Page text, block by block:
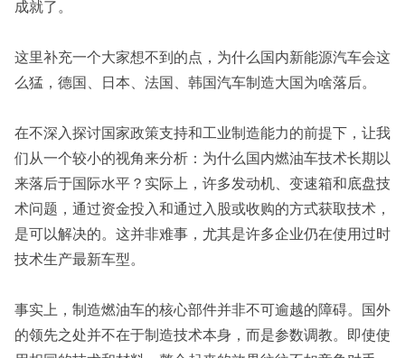
成就了。
这里补充一个大家想不到的点，为什么国内新能源汽车会这
么猛，德国、日本、法国、韩国汽车制造大国为啥落后。
在不深入探讨国家政策支持和工业制造能力的前提下，让我
们从一个较小的视角来分析：为什么国内燃油车技术长期以
来落后于国际水平？实际上，许多发动机、变速箱和底盘技
术问题，通过资金投入和通过入股或收购的方式获取技术，
是可以解决的。这并非难事，尤其是许多企业仍在使用过时
技术生产最新车型。
事实上，制造燃油车的核心部件并非不可逾越的障碍。国外
的领先之处并不在于制造技术本身，而是参数调教。即使使